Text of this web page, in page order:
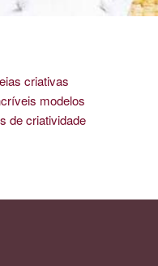
criativas
modelos
de criatividade